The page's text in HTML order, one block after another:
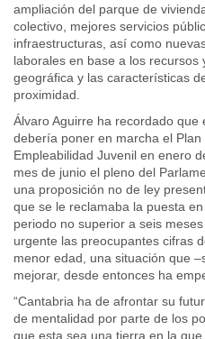
ampliación del parque de
colectivo, mejores servicios
infraestructuras, así como
laborales en base a los recursos
geográfica y las características
proximidad.
Álvaro Aguirre ha recordado que
debería poner en marcha el
Empleabilidad Juvenil en enero
mes de junio el pleno del
una proposición no de ley
que se le reclamaba la puesta
periodo no superior a seis
urgente las preocupantes cifras
menor edad, una situación que
mejorar, desde entonces ha
“Cantabria ha de afrontar su
de mentalidad por parte de los
que esta sea una tierra en la